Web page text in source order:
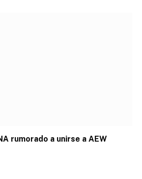
rumorado a unirse a AEW